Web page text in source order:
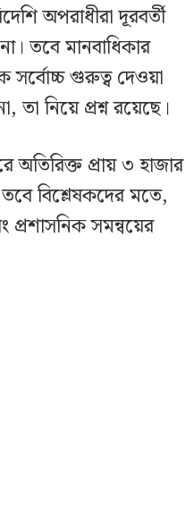
অপরাধীরা দূরবর্তী
তবে মানবাধিকার
সর্বোচ্চ গুরুত্ব দেওয়া
নিয়ে প্রশ্ন রয়েছে।
অতিরিক্ত প্রায় ৩ হাজার
বিশ্লেষকদের মতে,
প্রশাসনিক সমন্বয়ের